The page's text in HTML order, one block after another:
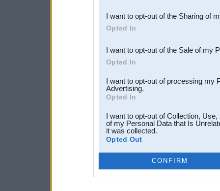
Downstream Participants
third parties.
I want to opt-out of the Sharing of
Opted In
I want to opt-out of the Sale of my
Opted In
I want to opt-out of processing my
Advertising.
Opted In
I want to opt-out of Collection,
of my Personal Data that Is
it was collected.
Opted Out
CONFIRM